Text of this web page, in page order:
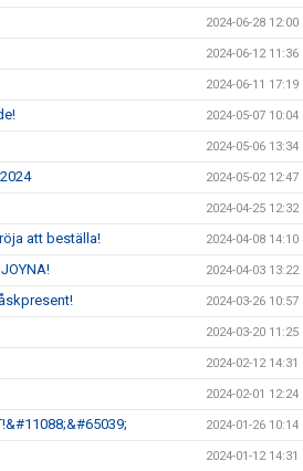
2024-06-28 12:00
2024-06-12 11:36
2024-06-11 17:19
2024-05-07 10:04
2024-05-06 13:34
2024-05-02 12:47
2024-04-25 12:32
att beställa! 2024-04-08 14:10
2024-04-03 13:22
2024-03-26 10:57
2024-03-20 11:25
2024-02-12 14:31
2024-02-01 12:24
2024-01-26 10:14
2024-01-12 14:31